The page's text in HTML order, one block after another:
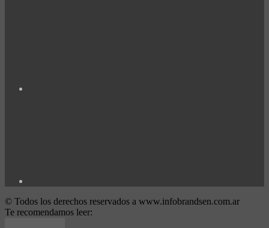
© Todos los derechos reservados a www.infobrandsen.com.ar
Te recomendamos leer: